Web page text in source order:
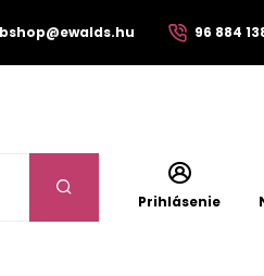
96 884
Prihlásenie